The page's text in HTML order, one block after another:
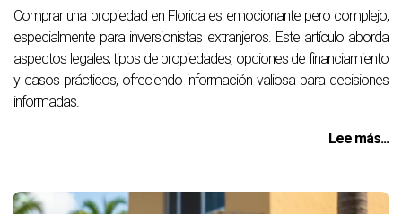
Comprar una propiedad en Florida es emocionante pero complejo,
especialmente para inversionistas extranjeros. Este artículo aborda
aspectos legales, tipos de propiedades, opciones de financiamiento
y casos prácticos, ofreciendo información valiosa para decisiones
informadas.
Lee más...